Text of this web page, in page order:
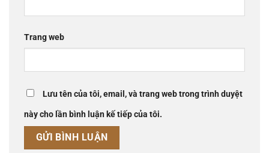
Trang web
Lưu tên của tôi, email, và trang web trong trình duyệt
này cho lần bình luận kế tiếp của tôi.